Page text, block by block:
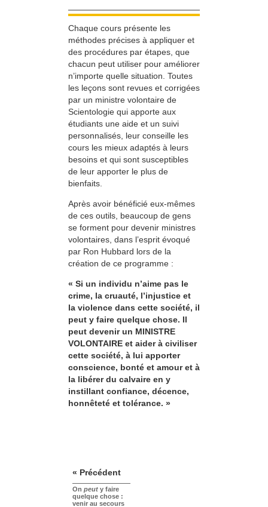
Chaque cours présente les
méthodes précises à appliquer et
des procédures par étapes, que
chacun peut utiliser pour améliorer
n’importe quelle situation. Toutes
les leçons sont revues et corrigées
par un ministre volontaire de
Scientologie qui apporte aux
étudiants une aide et un suivi
personnalisés, leur conseille les
cours les mieux adaptés à leurs
besoins et qui sont susceptibles
de leur apporter le plus de
bienfaits.
Après avoir bénéficié eux-mêmes
de ces outils, beaucoup de gens
se forment pour devenir ministres
volontaires, dans l’esprit évoqué
par Ron Hubbard lors de la
création de ce programme :
« Si un individu n’aime pas le
crime, la cruauté, l’injustice et
la violence dans cette société, il
peut y faire quelque chose. Il
peut devenir un MINISTRE
VOLONTAIRE et aider à civiliser
cette société, à lui apporter
conscience, bonté et amour et à
la libérer du calvaire en y
instillant confiance, décence,
honnêteté et tolérance. »
« Précédent
On peut y faire
quelque chose :
venir au secours